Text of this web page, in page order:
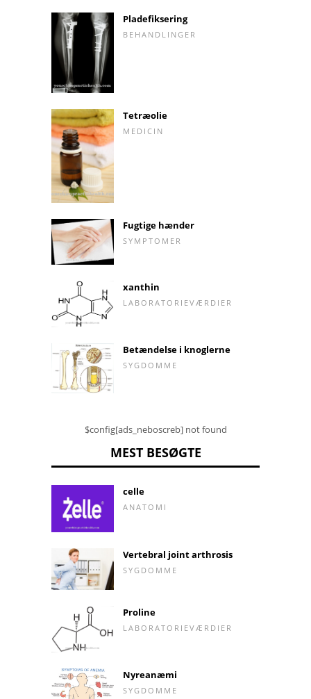
Pladefiksering
BEHANDLINGER
Tetræolie
MEDICIN
Fugtige hænder
SYMPTOMER
xanthin
LABORATORIEVÆRDIER
Betændelse i knoglerne
SYGDOMME
$config[ads_neboscreb] not found
MEST BESØGTE
celle
ANATOMI
Vertebral joint arthrosis
SYGDOMME
Proline
LABORATORIEVÆRDIER
Nyreanæmi
SYGDOMME